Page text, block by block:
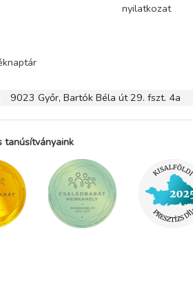
nyilatkozat
9023 Győr, Bartók Béla út 29. fszt. 4a
tanúsítványaink